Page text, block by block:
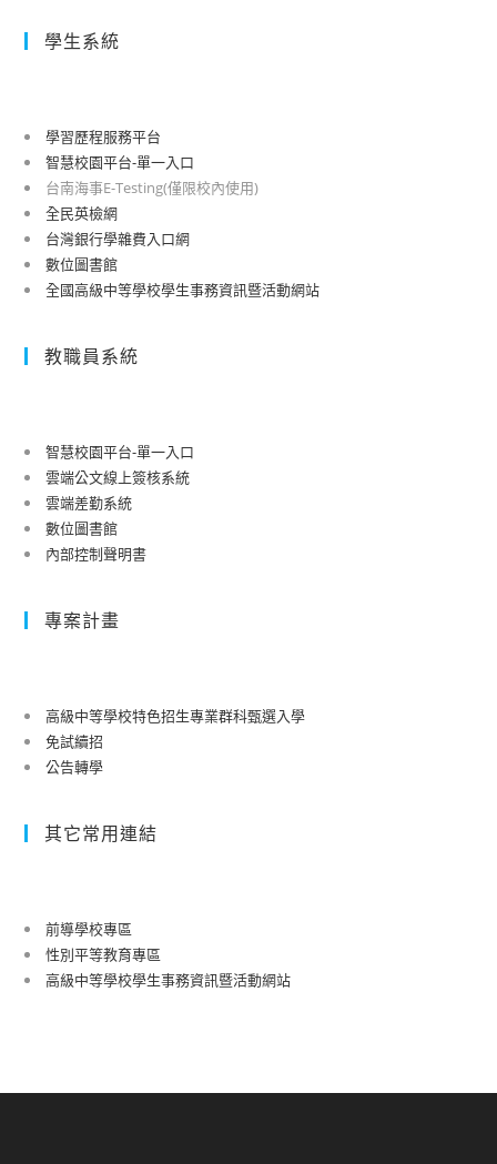
學生系統
學習歷程服務平台
智慧校園平台-單一入口
台南海事E-Testing(僅限校內使用)
全民英檢網
台灣銀行學雜費入口網
數位圖書館
全國高級中等學校學生事務資訊暨活動網站
教職員系統
智慧校園平台-單一入口
雲端公文線上簽核系統
雲端差勤系統
數位圖書館
內部控制聲明書
專案計畫
高級中等學校特色招生專業群科甄選入學
免試續招
公告轉學
其它常用連結
前導學校專區
性別平等教育專區
高級中等學校學生事務資訊暨活動網站